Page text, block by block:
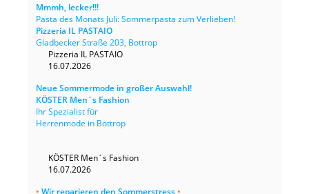
Mmmh, lecker!!!
Pasta des Monats Juli: Sommerpasta zum Verlieben!
Pizzeria IL PASTAIO
Gladbecker Straße 203, Bottrop
Pizzeria IL PASTAIO
16.07.2026
Neue Sommermode in großer Auswahl!
KÖSTER Men´s Fashion
Ihr Spezialist für
Herrenmode in Bottrop
KÖSTER Men´s Fashion
16.07.2026